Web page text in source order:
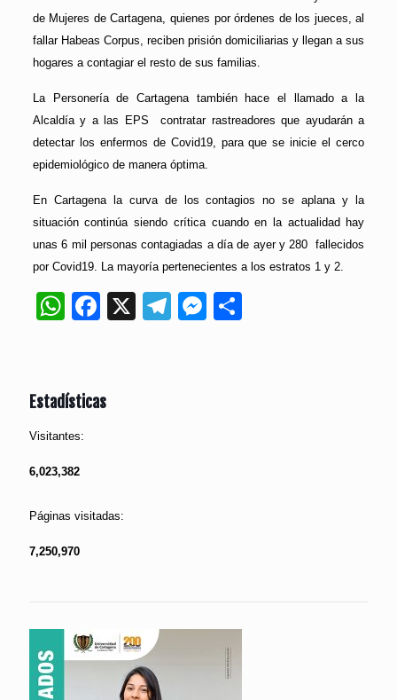
de Mujeres de Cartagena, quienes por órdenes de los jueces, al
fallar Habeas Corpus, reciben prisión domiciliarias y llegan a sus
hogares a contagiar el resto de sus familias.
La Personería de Cartagena también hace el llamado a la
Alcaldía y a las EPS contratar rastreadores que ayudarán a
detectar los enfermos de Covid19, para que se inicie el cerco
epidemiológico de manera óptima.
En Cartagena la curva de los contagios no se aplana y la
situación continúa siendo crítica cuando en la actualidad hay
unas 6 mil personas contagiadas a día de ayer y 280 fallecidos
por Covid19. La mayoría pertenecientes a los estratos 1 y 2.
WhatsApp
Facebook
X Telegram
Messenger
Estadísticas
Visitantes:
6,023,382
Páginas visitadas:
7,250,970